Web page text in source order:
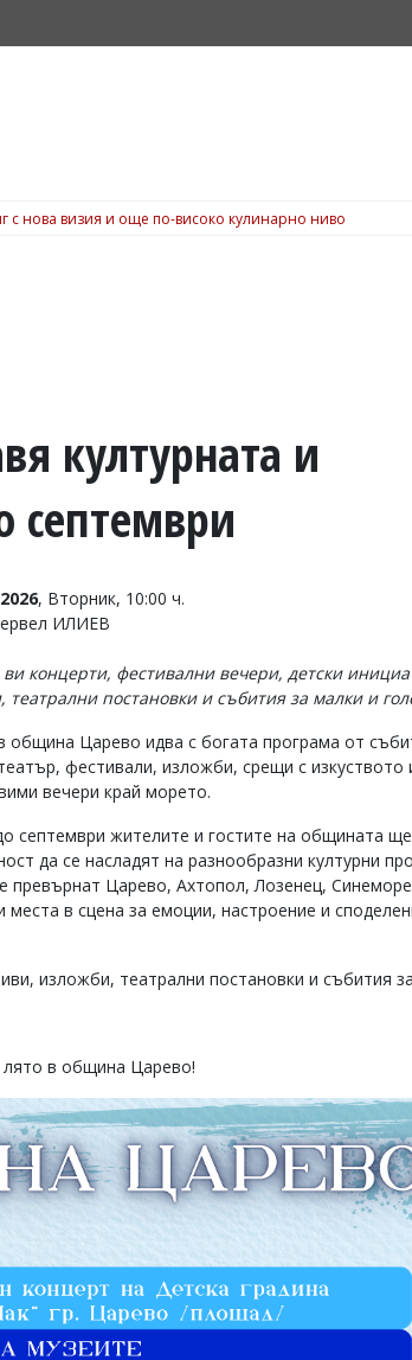
с нова визия и още по-високо кулинарно ниво
културната и
септември
, Вторник, 10:00 ч.
ИЛИЕВ
ви концерти, фестивални вечери, детски
театрални постановки и събития за малки и
община Царево идва с богата програма от
фестивали, изложби, срещи с изкуството
вечери край морето.
септември жителите и гостите на общината
да се насладят на разнообразни културни
превърнат Царево, Ахтопол, Лозенец,
места в сцена за емоции, настроение и
изложби, театрални постановки и събития
лято в община Царево!